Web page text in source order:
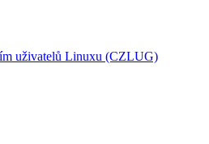
uživatelů Linuxu (CZLUG)